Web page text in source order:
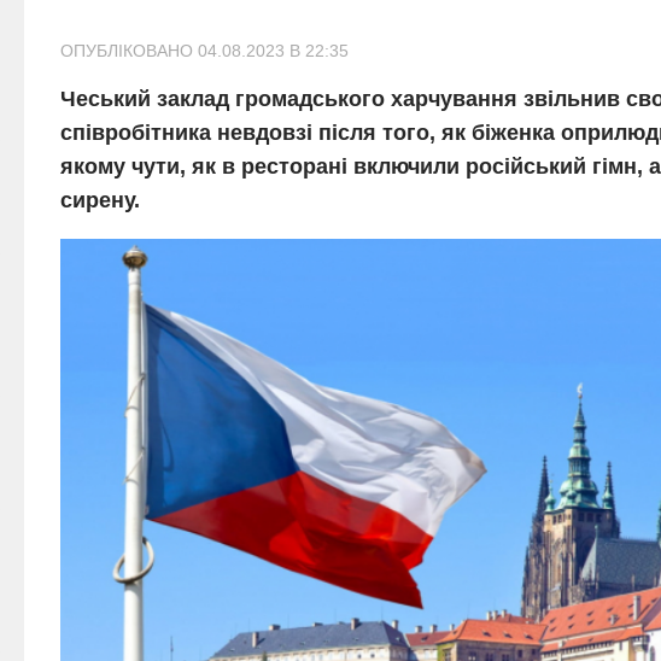
ОПУБЛІКОВАНО 04.08.2023 В 22:35
Чеський заклад громадського харчування звільнив
співробітника невдовзі після того, як біженка
якому чути, як в ресторані включили російський гімн,
сирену.